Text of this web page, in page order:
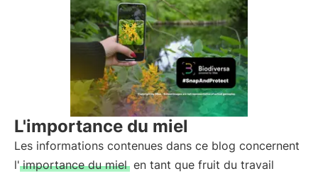
L'importance du miel
Les informations contenues dans ce blog concernent
l' importance du miel en tant que fruit du travail